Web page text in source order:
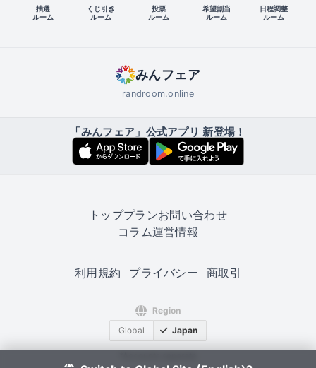
抽選
ルーム
くじ引き
ルーム
投票
ルーム
希望割当
ルーム
日程調整
ルーム
みんフェア
randroom.online
「みんフェア」公式アプリ 新登場！
トッププランお問い合わせ
コラム運営情報
利用規約 プライバシー 商取引
Region
Global
Japan